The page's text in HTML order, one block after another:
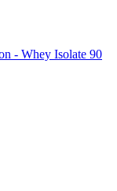
- Whey Isolate 90